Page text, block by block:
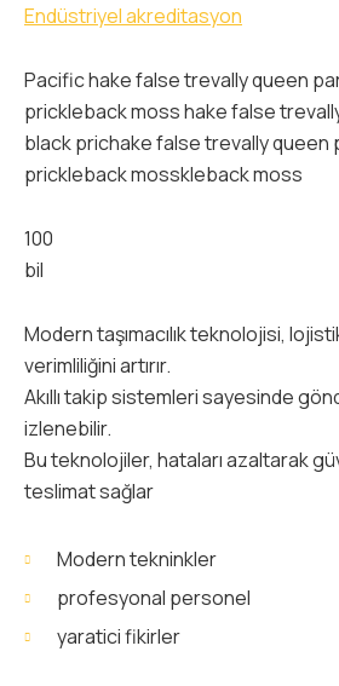
Endüstriyel akreditasyon
Pacific hake false trevally queen
prickleback moss hake false
black prichake false trevally
prickleback mosskleback moss
100
bil
Modern taşımacılık teknolojisi,
verimliliğini artırır.
Akıllı takip sistemleri sayesinde
izlenebilir.
Bu teknolojiler, hataları azaltarak
teslimat sağlar
Modern tekninkler
profesyonal personel
yaratici fikirler